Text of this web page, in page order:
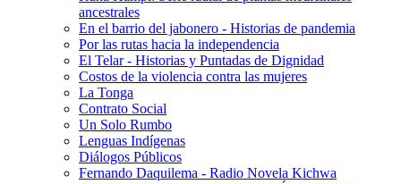
ancestrales
En el barrio del jabonero - Historias de pandemia
Por las rutas hacia la independencia
El Telar - Historias y Puntadas de Dignidad
Costos de la violencia contra las mujeres
La Tonga
Contrato Social
Un Solo Rumbo
Lenguas Indígenas
Diálogos Públicos
Fernando Daquilema - Radio Novela Kichwa